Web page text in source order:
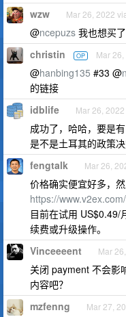
wzw Mar 26, 2022
@ncepuzs 我也想买
christin OP Mar
@hanbing135 #33 @
的链接
idblife Mar 26, 2022
成功了，哈哈，要是有
是不是土耳其的政策
fengtalk Mar 26,
价格确实便宜好多，
https://
目前在试用 US$0.49/
续费或升级操作。
Vinceeeent Mar
关闭 payment 不会影
内容吧？
mzfenng Mar 27,